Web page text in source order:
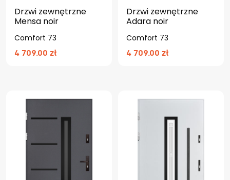
Drzwi zewnętrzne
Mensa noir
Comfort 73
4 709.00 zł
Drzwi zewnętrzne
Adara noir
Comfort 73
4 709.00 zł